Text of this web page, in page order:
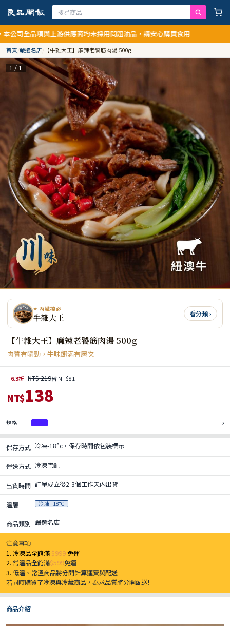
項與上游供應商均未採用問題油品，請安心購買食用
首頁/嚴選名店/ 【牛雜大王】麻辣老饕筋肉湯 500g
1 / 1
⭐ 內臟控必
牛雜大王 看分類 ›
【牛雜大王】麻辣老饕筋肉湯 500g
肉質有嚼勁，牛味飽滿有層次
6.3折 NT$ 219省 NT$81
NT$138
規格 ›
保存方式 冷凍-18°c，保存時間依包裝標示
運送方式 冷凍宅配
出貨時間 訂單成立後2-3個工作天內出貨
溫層 冷凍 -18°C
商品類別 嚴選名店
注意事項
1. 冷凍品全館滿 $999免運
2. 常溫品全館滿$599免運
3.低溫、常溫商品將分開計算運費與配送
若同時購買了冷凍與冷藏商品，為求品質將分開配送!
商品介紹